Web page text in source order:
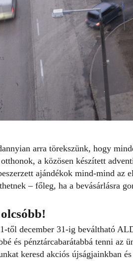
arra törekszünk, hogy
a közösen készített
ajándékok mind-mind az
– főleg, ha a bevásárlásra
től december 31-ig beváltható
és pénztárcabarátabbá tenni az
keresd akciós újságjainkban és